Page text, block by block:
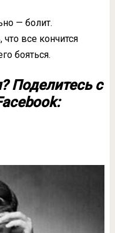
— болит.
все кончится
бояться.
Поделитесь с